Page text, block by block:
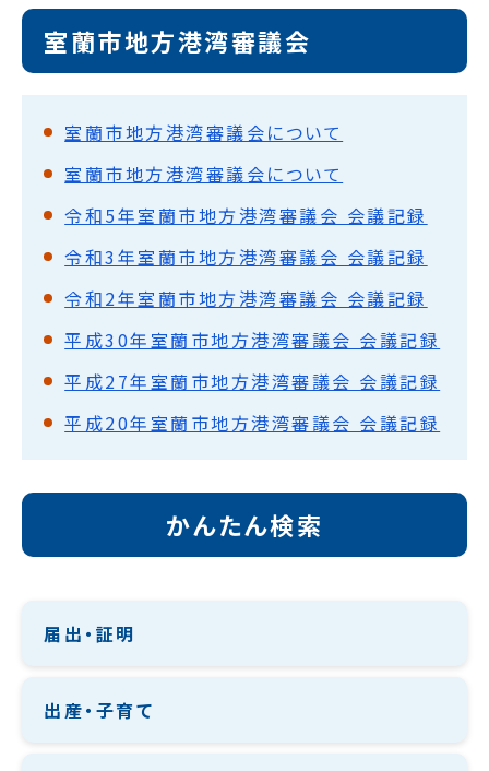
室蘭市地方港湾審議会
室蘭市地方港湾審議会について
室蘭市地方港湾審議会について
令和5年室蘭市地方港湾審議会 会議記録
令和3年室蘭市地方港湾審議会 会議記録
令和2年室蘭市地方港湾審議会 会議記録
平成30年室蘭市地方港湾審議会 会議記録
平成27年室蘭市地方港湾審議会 会議記録
平成20年室蘭市地方港湾審議会 会議記録
かんたん検索
届出・証明
出産・子育て